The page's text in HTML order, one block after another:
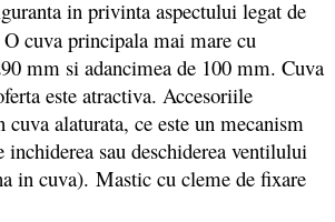
in privinta aspectului legat de
cuva principala mai mare cu
mm si adancimea de 100 mm. Cuva
este atractiva. Accesoriile
alaturata, ce este un mecanism
sau deschiderea ventilului
in cuva). Mastic cu cleme de fixare